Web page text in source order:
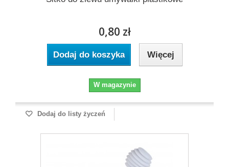
0,80 zł
Dodaj do koszyka Więcej
W magazynie
Dodaj do listy życzeń